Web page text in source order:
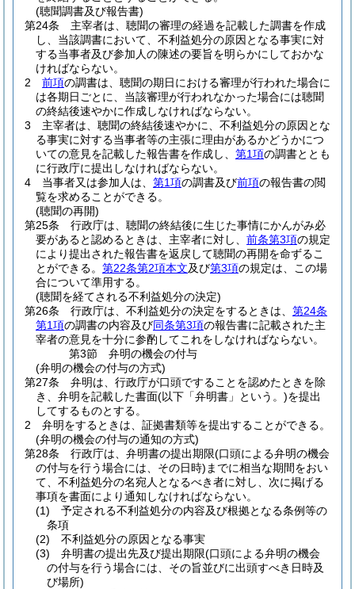
(聴聞調書及び報告書)
第24条
主宰者は、聴聞の審理の経過を記載した調書を作成
し、当該調書において、不利益処分の原因となる事実に対
する当事者及び参加人の陳述の要旨を明らかにしておかな
ければならない。
2
前項の調書は、聴聞の期日における審理が行われた場合に
は各期日ごとに、当該審理が行われなかった場合には聴聞
の終結後速やかに作成しなければならない。
3
主宰者は、聴聞の終結後速やかに、不利益処分の原因とな
る事実に対する当事者等の主張に理由があるかどうかにつ
いての意見を記載した報告書を作成し、 第1項の調書ととも
に行政庁に提出しなければならない。
4
当事者又は参加人は、 第1項の調書及び前項の報告書の閲
覧を求めることができる。
(聴聞の再開)
第25条
行政庁は、聴聞の終結後に生じた事情にかんがみ必
要があると認めるときは、主宰者に対し、 前条第3項の規定
により提出された報告書を返戻して聴聞の再開を命ずるこ
とができる。 第22条第2項本文及び第3項の規定は、この場
合について準用する。
(聴聞を経てされる不利益処分の決定)
第26条
行政庁は、不利益処分の決定をするときは、 第24条
第1項の調書の内容及び同条第3項の報告書に記載された主
宰者の意見を十分に参酌してこれをしなければならない。
第3節
弁明の機会の付与
(弁明の機会の付与の方式)
第27条
弁明は、行政庁が口頭ですることを認めたときを除
き、弁明を記載した書面(以下「弁明書」という。)を提出
してするものとする。
2
弁明をするときは、証拠書類等を提出することができる。
(弁明の機会の付与の通知の方式)
第28条
行政庁は、弁明書の提出期限(口頭による弁明の機会
の付与を行う場合には、その日時) までに相当な期間をおい
て、不利益処分の名宛人となるべき者に対し、次に掲げる
事項を書面により通知しなければならない。
(1)
予定される不利益処分の内容及び根拠となる条例等の
条項
(2)
不利益処分の原因となる事実
(3)
弁明書の提出先及び提出期限(口頭による弁明の機会
の付与を行う場合には、その旨並びに出頭すべき日時及
び場所)